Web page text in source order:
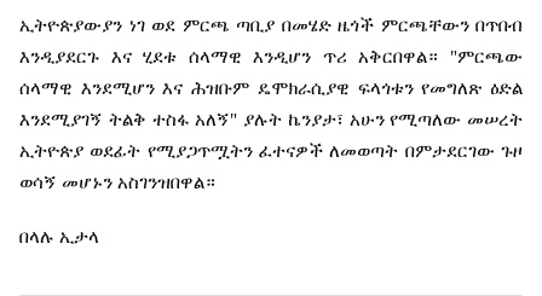
ኢትዮጵያውያን ነገ ወደ ምርጫ ጣቢያ በመሄድ ዜጎች ምርጫቸውን በጥበብ
እንዲያደርጉ እና ሂደቱ ሰላማዊ እንዲሆን ጥሪ አቅርበዋል። "ምርጫው
ሰላማዊ እንደሚሆን እና ሕዝቡም ዴሞክራሲያዊ ፍላጎቱን የመግለጽ ዕድል
እንደሚያገኝ ትልቅ ተስፋ አለኝ" ያሉት ኬንያታ፣ አሁን የሚጣለው መሠረት
ኢትዮጵያ ወደፊት የሚያጋጥሟትን ፈተናዎች ለመወጣት በምታደርገው ጉዞ
ወሳኝ መሆኑን አስገንዝበዋል።
በላሉ ኢታላ